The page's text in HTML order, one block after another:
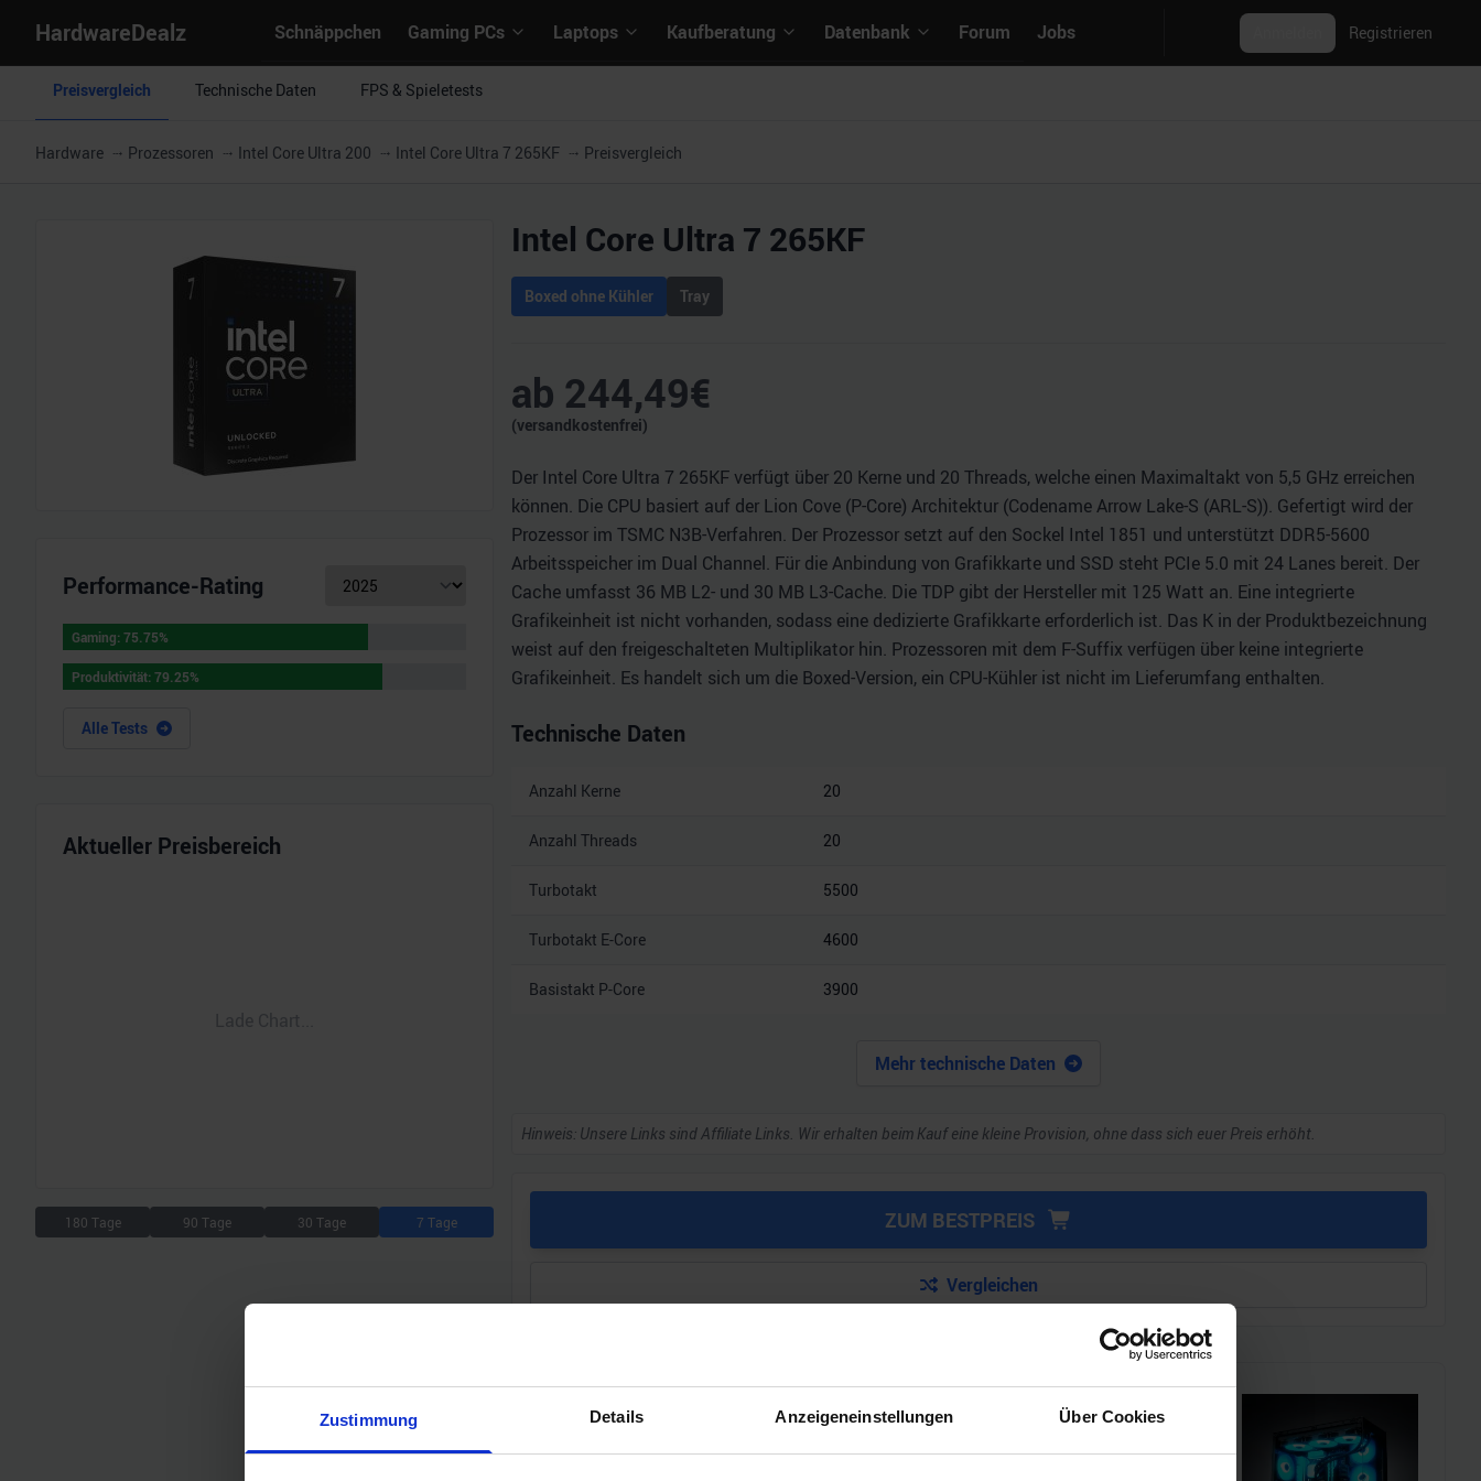
Zustimmung Details Anzeigeneinstellungen Über Cookies
HardwareDealz Schnäppchen Gaming PCs Laptops Kaufberatung Datenbank Forum Jobs Registrieren
Preisvergleich Technische Daten FPS & Spieletests
Hardware Prozessoren Intel Core Ultra 200 Intel Core Ultra 7 265KF Preisvergleich
Performance-Rating
Gaming:75.75%
Gaming:75.75%
Produktivität:79.25%
Produktivität:79.25%
Alle Tests
Aktueller Preisbereich
180 Tage 90 Tage 30 Tage 7 Tage
Intel Core Ultra 7 265KF
Boxed ohne Kühler Tray
ab 244,49€
(versandkostenfrei)
Der Intel Core Ultra 7 265KF verfügt über 20 Kerne und 20 Threads, welche einen Maximaltakt von 5,5 GHz erreichen
können. Die CPU basiert auf der Lion Cove (P-Core) Architektur (Codename Arrow Lake-S (ARL-S)). Gefertigt wird der
Prozessor im TSMC N3B-Verfahren. Der Prozessor setzt auf den Sockel Intel 1851 und unterstützt DDR5-5600
Arbeitsspeicher im Dual Channel. Für die Anbindung von Grafikkarte und SSD steht PCIe 5.0 mit 24 Lanes bereit. Der
Cache umfasst 36 MB L2- und 30 MB L3-Cache. Die TDP gibt der Hersteller mit 125 Watt an. Eine integrierte
Grafikeinheit ist nicht vorhanden, sodass eine dedizierte Grafikkarte erforderlich ist. Das K in der Produktbezeichnung
weist auf den freigeschalteten Multiplikator hin. Prozessoren mit dem F-Suffix verfügen über keine integrierte
Grafikeinheit. Es handelt sich um die Boxed-Version, ein CPU-Kühler ist nicht im Lieferumfang enthalten.
Technische Daten
Anzahl Kerne 20
Anzahl Threads 20
Turbotakt 5500
Turbotakt E-Core 4600
Basistakt P-Core 3900
Mehr technische Daten
Hinweis: Unsere Links sind Affiliate Links. Wir erhalten beim Kauf eine kleine Provision, ohne dass sich euer Preis erhöht.
ZUM BESTPREIS
Vergleichen